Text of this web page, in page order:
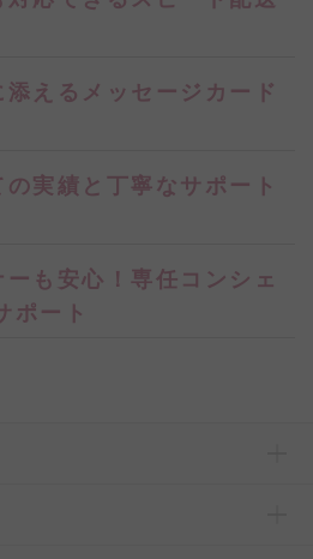
えるメッセージカード
実績と丁寧なサポート
も安心！専任コンシェ
ポート